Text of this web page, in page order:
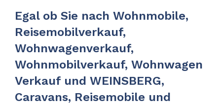
Egal ob Sie nach Wohnmobile,
Reisemobilverkauf,
Wohnwagenverkauf,
Wohnmobilverkauf, Wohnwagen
Verkauf und WEINSBERG,
Caravans, Reisemobile und